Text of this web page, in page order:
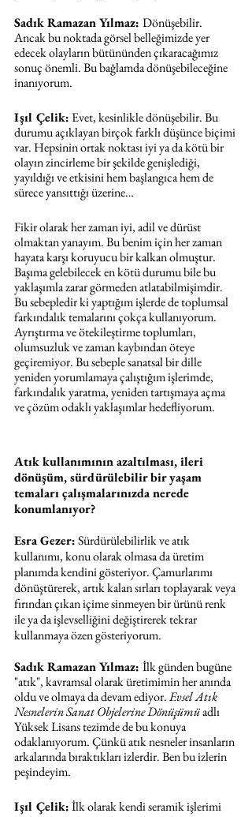
Sadık Ramazan Yılmaz: Dönüşebilir.
Ancak bu noktada görsel belleğimizde yer
edecek olayların bütününden çıkaracağımız
sonuç önemli. Bu bağlamda dönüşebileceğine
inanıyorum.
Işıl Çelik: Evet, kesinlikle dönüşebilir. Bu
durumu açıklayan birçok farklı düşünce biçimi
var. Hepsinin ortak noktası iyi ya da kötü bir
olayın zincirleme bir şekilde genişlediği,
yayıldığı ve etkisini hem başlangıca hem de
sürece yansıttığı üzerine…
Fikir olarak her zaman iyi, adil ve dürüst
olmaktan yanayım. Bu benim için her zaman
hayata karşı koruyucu bir kalkan olmuştur.
Başıma gelebilecek en kötü durumu bile bu
yaklaşımla zarar görmeden atlatabilmişimdir.
Bu sebepledir ki yaptığım işlerde de toplumsal
farkındalık temalarını çokça kullanıyorum.
Ayrıştırma ve ötekileştirme toplumları,
olumsuzluk ve zaman kaybından öteye
geçiremiyor. Bu sebeple sanatsal bir dille
yeniden yorumlamaya çalıştığım işlerimde,
farkındalık yaratma, yeniden tartışmaya açma
ve çözüm odaklı yaklaşımlar hedefliyorum.
Atık kullanımının azaltılması, ileri
dönüşüm, sürdürülebilir bir yaşam
temaları çalışmalarınızda nerede
konumlanıyor?
Esra Gezer: Sürdürülebilirlik ve atık
kullanımı, konu olarak olmasa da üretim
planımda kendini gösteriyor. Çamurlarımı
dönüştürerek, artık kalan sırları toplayarak veya
fırından çıkan içime sinmeyen bir ürünü renk
ile ya da işlevselliğini değiştirerek tekrar
kullanmaya özen gösteriyorum.
Sadık Ramazan Yılmaz: İlk günden bugüne
"atık", kavramsal olarak üretimimin her anında
oldu ve olmaya da devam ediyor. Evsel Atık
Nesnelerin Sanat Objelerine Dönüşümü adlı
Yüksek Lisans tezimde de bu konuya
odaklanıyorum. Çünkü atık nesneler insanların
arkalarında bıraktıkları izlerdir. Ben bu izlerin
peşindeyim.
Işıl Çelik: İlk olarak kendi seramik işlerimi